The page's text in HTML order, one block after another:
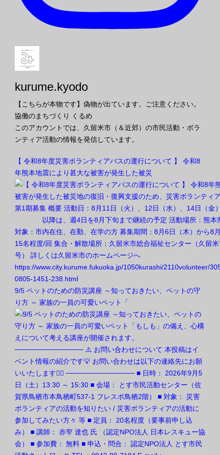
kurume.kyodo
【こちらが本物です】偽物が出ています。ご注意ください。
協働のまちづくり くるめ
このアカウントでは、久留米市（＆近郊）の市民活動・ボラ
ンティア活動の情報を発信しています。
【 令和8年度災害ボランティアバスの運行について 】 令和8
年熊本地震により甚大な被害が発生した被災
9/5 ペットのための防災講座 ～知っておきたい、ペットの守
り方 ～ 家族の一員の可愛いペット「